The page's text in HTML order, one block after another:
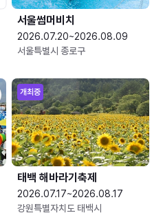
서울썸머비치
2026.07.20~2026.08.09
서울특별시 종로구
개최중
태백 해바라기축제
2026.07.17~2026.08.17
강원특별자치도 태백시